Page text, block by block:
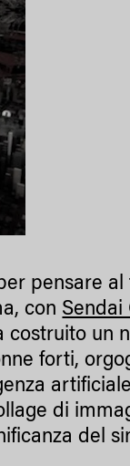
pensare al
con Sendai
costruito un
forti,
di
del